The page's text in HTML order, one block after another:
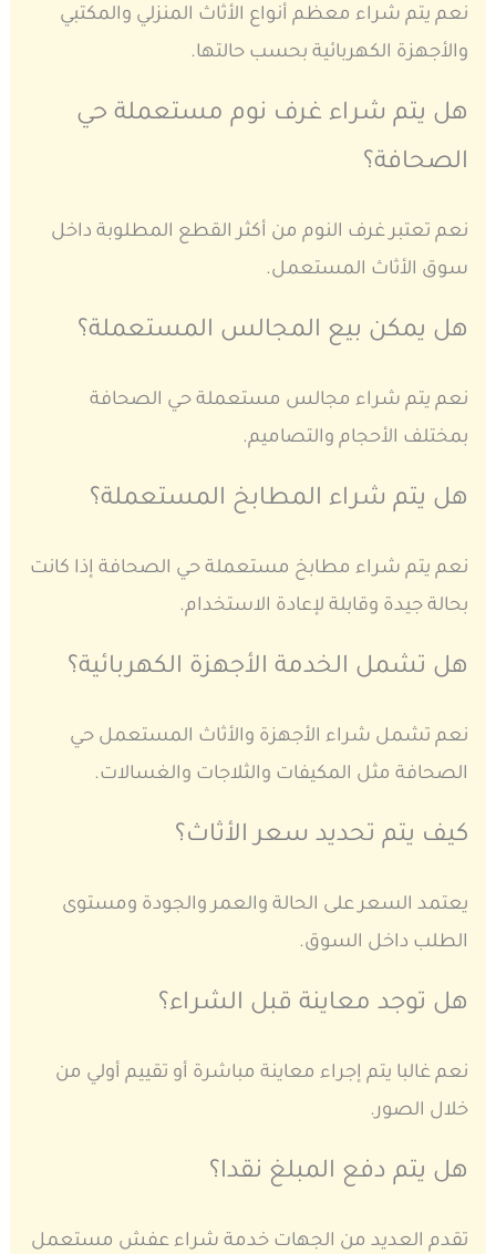
نعم يتم شراء معظم أنواع الأثاث المنزلي والمكتبي
والأجهزة الكهربائية بحسب حالتها.
هل يتم شراء غرف نوم مستعملة حي
الصحافة؟
نعم تعتبر غرف النوم من أكثر القطع المطلوبة داخل
سوق الأثاث المستعمل.
هل يمكن بيع المجالس المستعملة؟
نعم يتم شراء مجالس مستعملة حي الصحافة
بمختلف الأحجام والتصاميم.
هل يتم شراء المطابخ المستعملة؟
نعم يتم شراء مطابخ مستعملة حي الصحافة إذا كانت
بحالة جيدة وقابلة لإعادة الاستخدام.
هل تشمل الخدمة الأجهزة الكهربائية؟
نعم تشمل شراء الأجهزة والأثاث المستعمل حي
الصحافة مثل المكيفات والثلاجات والغسالات.
كيف يتم تحديد سعر الأثاث؟
يعتمد السعر على الحالة والعمر والجودة ومستوى
الطلب داخل السوق.
هل توجد معاينة قبل الشراء؟
نعم غالبا يتم إجراء معاينة مباشرة أو تقييم أولي من
خلال الصور.
هل يتم دفع المبلغ نقدا؟
تقدم العديد من الجهات خدمة شراء عفش مستعمل